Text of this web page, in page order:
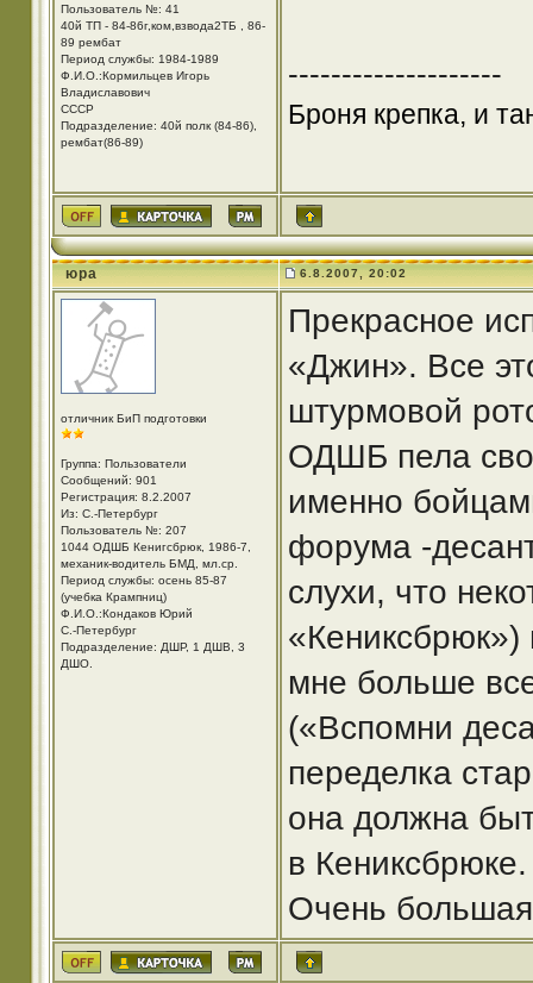
Пользователь №: 41
40й ТП - 84-86г,ком,взвода2ТБ , 86-
89 рембат
Период службы: 1984-1989
Ф.И.О.:Кормильцев Игорь
Владиславович
СССР
Подразделение: 40й полк (84-86),
рембат(86-89)
--------------------
Броня крепка, и
юра 6.8.2007, 20:02
отличник БиП подготовки
Группа: Пользователи
Сообщений: 901
Регистрация: 8.2.2007
Из: С.-Петербург
Пользователь №: 207
1044 ОДШБ Кенигсбрюк, 1986-7,
механик-водитель БМД, мл.ср.
Период службы: осень 85-87
(учебка Крампниц)
Ф.И.О.:Кондаков Юрий
С.-Петербург
Подразделение: ДШР, 1 ДШВ, 3
ДШО.
Прекрасное
«Джин». Все
штурмовой
ОДШБ пела
именно
форума -
слухи, что
«Кениксбрюк»)
мне больше
(«Вспомни
переделка
она должна
в
Очень